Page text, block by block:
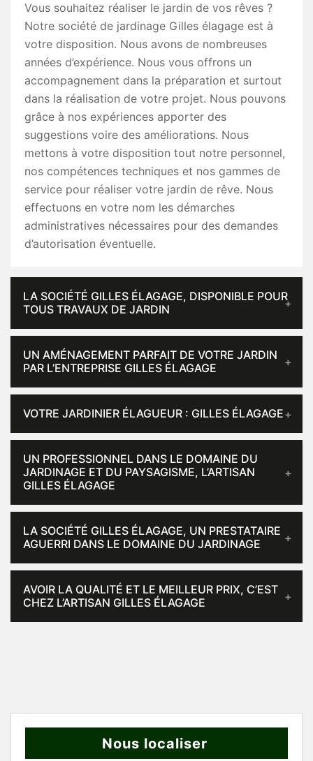
Vous souhaitez réaliser le jardin de vos rêves ?
Notre société de jardinage Gilles élagage est à
votre disposition. Nous avons de nombreuses
années d’expérience. Nous vous offrons un
accompagnement dans la préparation et surtout
dans la réalisation de votre projet. Nous pouvons
grâce à nos expériences apporter des
suggestions voire des améliorations. Nous
mettons à votre disposition tout notre personnel,
nos compétences techniques et nos gammes de
service pour réaliser votre jardin de rêve. Nous
effectuons en votre nom les démarches
administratives nécessaires pour des demandes
d’autorisation éventuelle.
LA SOCIÉTÉ GILLES ÉLAGAGE, DISPONIBLE POUR
TOUS TRAVAUX DE JARDIN
UN AMÉNAGEMENT PARFAIT DE VOTRE JARDIN
PAR L’ENTREPRISE GILLES ÉLAGAGE
VOTRE JARDINIER ÉLAGUEUR : GILLES ÉLAGAGE
UN PROFESSIONNEL DANS LE DOMAINE DU
JARDINAGE ET DU PAYSAGISME, L’ARTISAN
GILLES ÉLAGAGE
LA SOCIÉTÉ GILLES ÉLAGAGE, UN PRESTATAIRE
AGUERRI DANS LE DOMAINE DU JARDINAGE
AVOIR LA QUALITÉ ET LE MEILLEUR PRIX, C’EST
CHEZ L’ARTISAN GILLES ÉLAGAGE
Nous localiser